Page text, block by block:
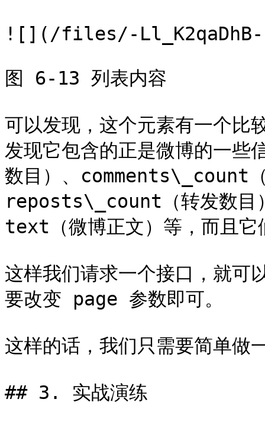
![](/files/-Ll_K2qaDhB-
图 6-13 列表内容
可以发现，这个元素有一个
发现它包含的正是微博的
数目）、comments\_count
reposts\_count（转发数目
text（微博正文）等，而且它
这样我们请求一个接口，就
要改变 page 参数即可。
这样的话，我们只需要简单做
## 3. 实战演练